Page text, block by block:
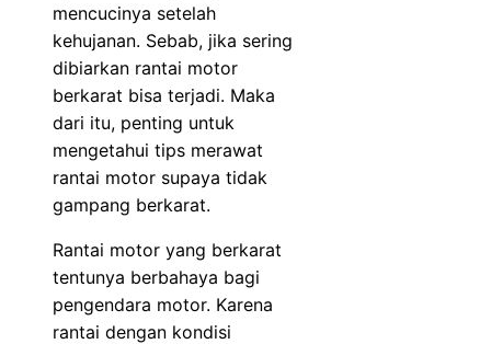
mencucinya setelah
kehujanan. Sebab, jika sering
dibiarkan rantai motor
berkarat bisa terjadi. Maka
dari itu, penting untuk
mengetahui tips merawat
rantai motor supaya tidak
gampang berkarat.
Rantai motor yang berkarat
tentunya berbahaya bagi
pengendara motor. Karena
rantai dengan kondisi